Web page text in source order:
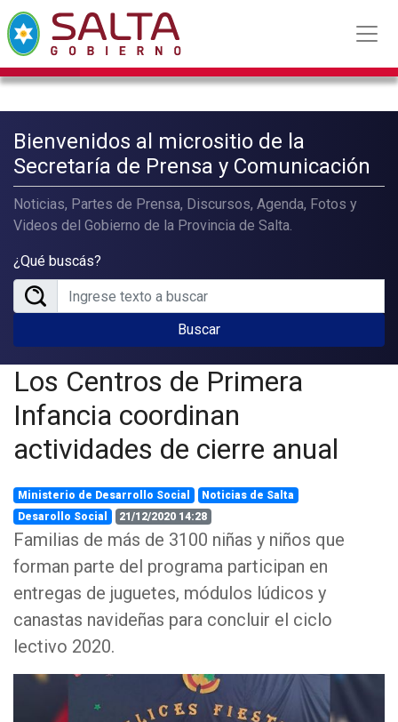
Bienvenidos al micrositio de la
Secretaría de Prensa y Comunicación
Noticias, Partes de Prensa, Discursos, Agenda, Fotos y
Videos del Gobierno de la Provincia de Salta.
¿Qué buscás?
Buscar
Los Centros de Primera
Infancia coordinan
actividades de cierre anual
Ministerio de Desarrollo Social
Noticias de Salta
Desarollo Social
21/12/2020 14:28
Familias de más de 3100 niñas y niños que
forman parte del programa participan en
entregas de juguetes, módulos lúdicos y
canastas navideñas para concluir el ciclo
lectivo 2020.